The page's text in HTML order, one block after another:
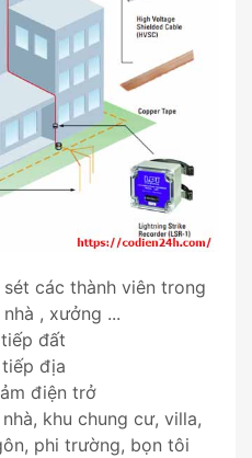
các thành viên trong
, xưởng ...
đất
địa
điện trở
khu chung cư, villa,
phi trường, bọn tôi